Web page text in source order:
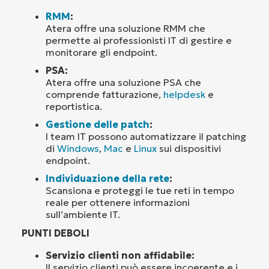
RMM:
Atera offre una soluzione RMM che
permette ai professionisti IT di gestire e
monitorare gli endpoint.
PSA:
Atera offre una soluzione PSA che
comprende fatturazione, helpdesk e
reportistica.
Gestione delle patch:
I team IT possono automatizzare il patching
di Windows, Mac e Linux sui dispositivi
endpoint.
Individuazione della rete:
Scansiona e proteggi le tue reti in tempo
reale per ottenere informazioni
sull’ambiente IT.
PUNTI DEBOLI
Servizio clienti non affidabile: